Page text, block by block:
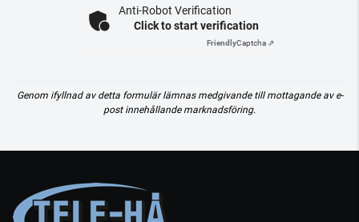
Anti-Robot Verification
Click to start verification
FriendlyCaptcha ⇗
Genom ifyllnad av detta formulär lämnas medgivande till mottagande av e-
post innehållande marknadsföring.